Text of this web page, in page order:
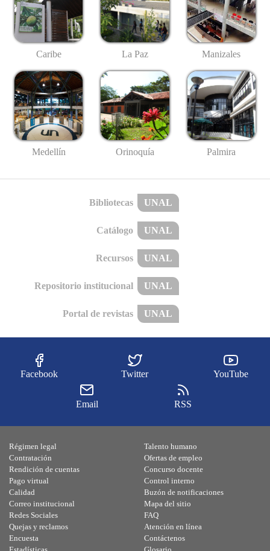
Caribe La Paz Manizales
Medellín Orinoquía Palmira
Bibliotecas UNAL
Catálogo UNAL
Recursos UNAL
Repositorio institucional UNAL
Portal de revistas UNAL
Facebook Twitter YouTube
Email RSS
Régimen legal
Contratación
Rendición de cuentas
Pago virtual
Calidad
Talento humano
Ofertas de empleo
Concurso docente
Control interno
Buzón de notificaciones
Correo institucional
Redes Sociales
Quejas y reclamos
Encuesta
Mapa del sitio
FAQ
Atención en línea
Contáctenos